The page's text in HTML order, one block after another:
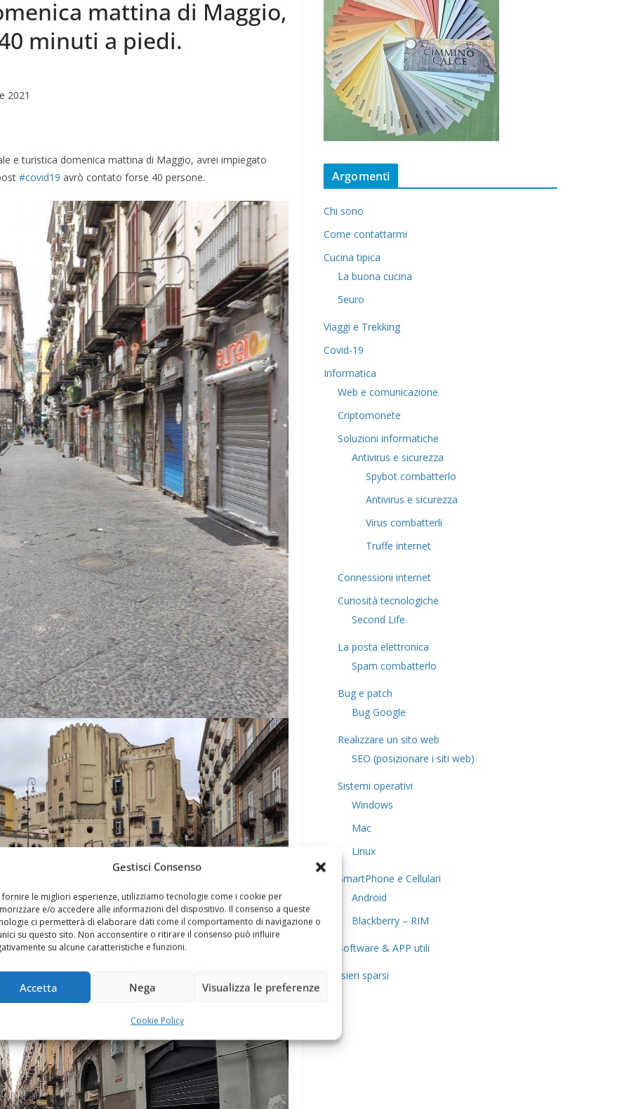
Gestisci Consenso
fornire le migliori esperienze, utilizziamo tecnologie come i cookie per
e/o accedere alle informazioni del dispositivo. Il consenso a queste
ci permetterà di elaborare dati come il comportamento di navigazione o
su questo sito. Non acconsentire o ritirare il consenso può influire
su alcune caratteristiche e funzioni.
Accetta Nega Visualizza le preferenze
Cookie Policy
mattina di Maggio,
minuti a piedi.
2021
e turistica domenica mattina di Maggio, avrei impiegato
#covid19 avrò contato forse 40 persone. Argomenti
Chi sono
Come contattarmi
Cucina tipica
La buona cucina
5euro
Viaggi e Trekking
Covid-19
Informatica
Web e comunicazione
Criptomonete
Soluzioni informatiche
Antivirus e sicurezza
Spybot combatterlo
Antivirus e sicurezza
Virus combatterli
Truffe internet
Connessioni internet
Curiosità tecnologiche
​Second Life
La posta elettronica
Spam combatterlo
Bug e patch
Bug Google
Realizzare un sito web
SEO (posizionare i siti web)
Sistemi operativi
Windows
Mac
Linux
SmartPhone e Cellulari
Android
Blackberry – RIM
Software & APP utili
Pensieri sparsi